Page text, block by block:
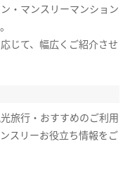
・マンスリーマンション
じて、幅広くご紹介させ
旅行・おすすめのご利用
スリーお役立ち情報をご